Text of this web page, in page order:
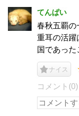
てんぱい
春秋五覇の
重耳の活躍
国であった
ナイス
コメント(0)